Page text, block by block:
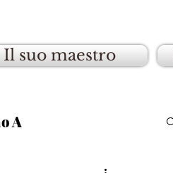
Il suo maestro
A